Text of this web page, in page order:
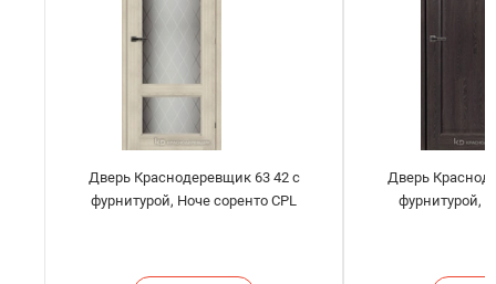
Дверь Краснодеревщик 63 42 с
фурнитурой, Ноче соренто CPL
Дверь
фурнитурой,